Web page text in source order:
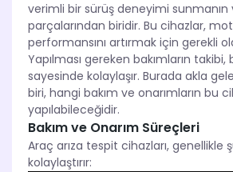
verimli bir sürüş deneyimi
parçalarından biridir. Bu cihazlar,
performansını artırmak için gerekli
Yapılması gereken bakımların
sayesinde kolaylaşır. Burada akla
biri, hangi bakım ve onarımların bu
yapılabileceğidir.
Bakım ve Onarım Süreçleri
Araç arıza tespit cihazları, genellikle
kolaylaştırır: